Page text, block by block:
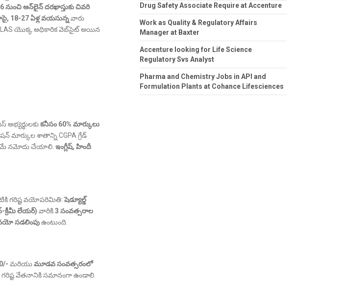
నుంచి ఆన్‌లైన్ దరఖాస్తుకు చివరి
18-27 ఏళ్ల వయసున్నవారు
యొక్క అధికారిక వెబ్‌సైట్ అయిన
కనీసం 60% మార్కులు
మార్కుల శాతాన్ని CGPA గ్రేడ్
నమోదు చేయాలి. ఇంగ్లీష్, హిందీ
గరిష్ట వయోపరిమితి:షెడ్యూల్డ్
క్రీమీ లేయర్) వారికి3 సంవత్సరాల
సడలింపుఉంటుంది.
మరియుమూడవ సంవత్సరంలో
గరిష్ట వేతనానికి సమానంగా ఉండాలి.
Drug Safety Associate Require at Accenture
Work as Quality & Regulatory Affairs
Manager at Baxter
Accenture looking for Life Science
Regulatory Svs Analyst
Pharma and Chemistry Jobs in API and
Formulation Plants at Cohance Lifesciences